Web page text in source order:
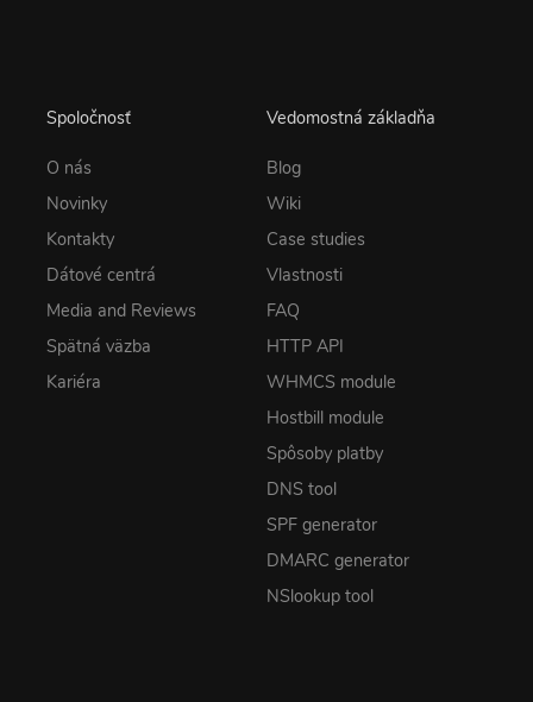
Spoločnosť
O nás
Novinky
Kontakty
Dátové centrá
Media and Reviews
Spätná väzba
Kariéra
Vedomostná základňa
Blog
Wiki
Case studies
Vlastnosti
FAQ
HTTP API
WHMCS module
Hostbill module
Spôsoby platby
DNS tool
SPF generator
DMARC generator
NSlookup tool